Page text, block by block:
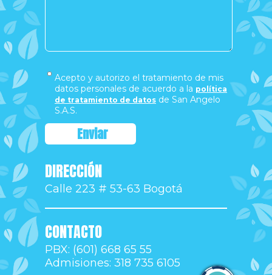
Acepto y autorizo el tratamiento de mis
datos personales de acuerdo a la política
de tratamiento de datos de San Angelo
S.A.S.
DIRECCIÓN
Calle 223 # 53-63 Bogotá
CONTACTO
PBX: (601) 668 65 55
Admisiones: 318 735 6105